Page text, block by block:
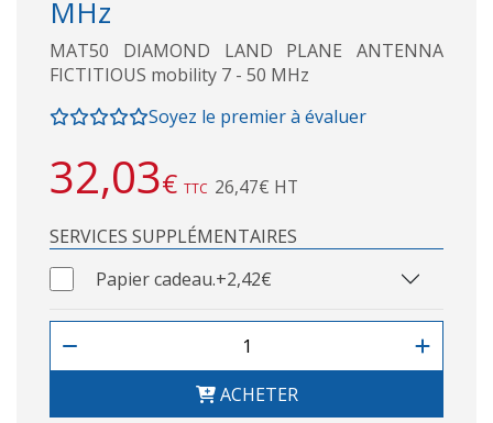
MHz
MAT50 DIAMOND LAND PLANE ANTENNA
FICTITIOUS mobility 7 - 50 MHz
Soyez le premier à évaluer
32,03€ TTC 26,47€ HT
SERVICES SUPPLÉMENTAIRES
Papier cadeau.+2,42€
ACHETER